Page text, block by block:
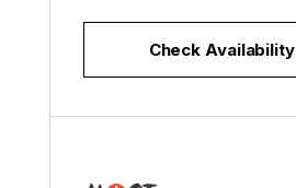
Check Availability